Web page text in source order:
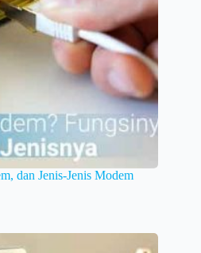
dan Jenis-Jenis Modem